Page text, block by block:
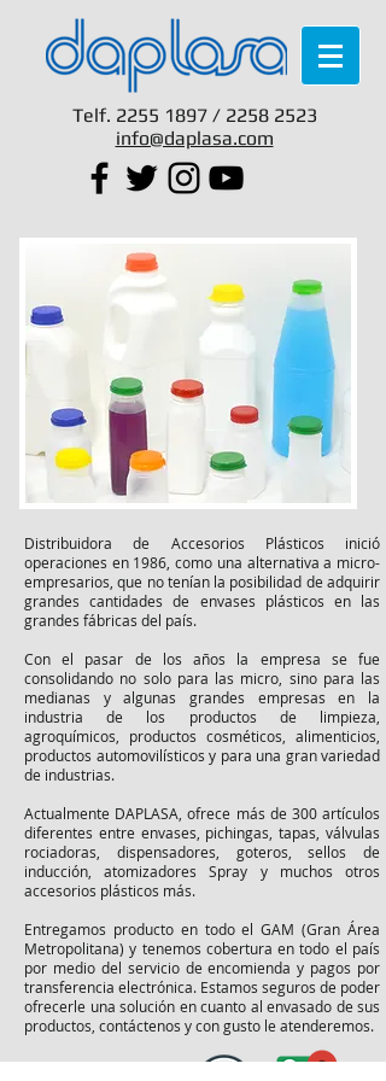
Telf. 2255 1897/ 2258 2523
info@daplasa.com
Distribuidora de Accesorios Plásticos inició
operaciones en 1986, como una alternativa a micro-
empresarios, que no tenían la posibilidad de adquirir
grandes cantidades de envases plásticos en las
grandes fábricas del país.
Con el pasar de los años la empresa se fue
consolidando no solo para las micro, sino para las
medianas y algunas grandes empresas en la
industria de los productos de limpieza,
agroquímicos, productos cosméticos, alimenticios,
productos automovilísticos y para una gran variedad
de industrias.
Actualmente DAPLASA, ofrece más de 300 artículos
diferentes entre envases, pichingas, tapas, válvulas
rociadoras, dispensadores, goteros, sellos de
inducción, atomizadores Spray y muchos otros
accesorios plásticos más.
Entregamos producto en todo el GAM (Gran Área
Metropolitana) y tenemos cobertura en todo el país
por medio del servicio de encomienda y pagos por
transferencia electrónica. Estamos seguros de poder
ofrecerle una solución en cuanto al envasado de sus
productos, contáctenos y con gusto le atenderemos.